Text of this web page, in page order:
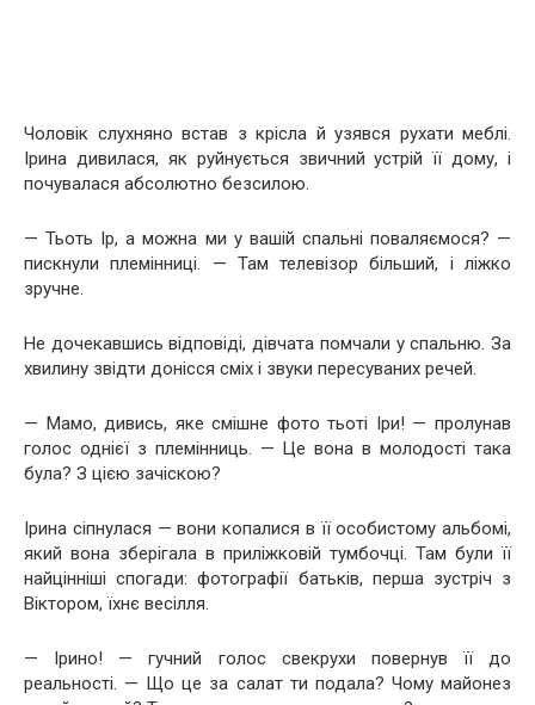
Чоловік слухняно встав з крісла й узявся рухати меблі.
Ірина дивилася, як руйнується звичний устрій її дому, і
почувалася абсолютно безсилою.
— Тьоть Ір, а можна ми у вашій спальні поваляємося? —
пискнули племінниці. — Там телевізор більший, і ліжко
зручне.
Не дочекавшись відповіді, дівчата помчали у спальню. За
хвилину звідти донісся сміх і звуки пересуваних речей.
— Мамо, дивись, яке смішне фото тьоті Іри! — пролунав
голос однієї з племінниць. — Це вона в молодості така
була? З цією зачіскою?
Ірина сіпнулася — вони копалися в її особистому альбомі,
який вона зберігала в приліжковій тумбочці. Там були її
найцінніші спогади: фотографії батьків, перша зустріч з
Віктором, їхнє весілля.
— Ірино! — гучний голос свекрухи повернув її до
реальності. — Що це за салат ти подала? Чому майонез